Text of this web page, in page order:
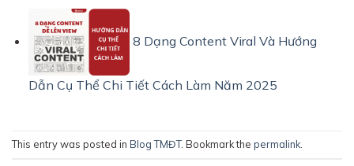
8 Dạng Content Viral Và Hướng
Dẫn Cụ Thể Chi Tiết Cách Làm Năm 2025
This entry was posted in Blog TMĐT. Bookmark the permalink.